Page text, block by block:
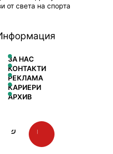
от света на спорта
ЗА НАС
КОНТАКТИ
РЕКЛАМА
КАРИЕРИ
АРХИВ